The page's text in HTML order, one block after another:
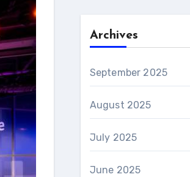
Archives
September 2025
August 2025
July 2025
June 2025